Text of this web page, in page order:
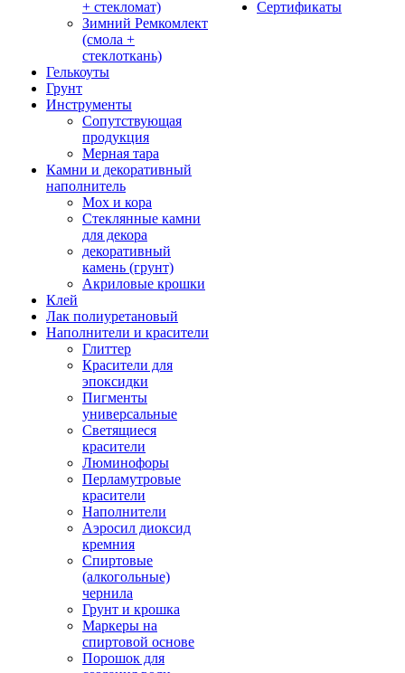
+ стекломат)
Зимний Ремкомлект
(смола +
стеклоткань)
Гелькоуты
Грунт
Инструменты
Сопутствующая
продукция
Мерная тара
Камни и декоративный
наполнитель
Мох и кора
Стеклянные камни
для декора
декоративный
камень (грунт)
Акриловые крошки
Клей
Лак полиуретановый
Наполнители и красители
Глиттер
Красители для
эпоксидки
Пигменты
универсальные
Светящиеся
красители
Люминофоры
Перламутровые
красители
Наполнители
Аэросил диоксид
кремния
Спиртовые
(алкогольные)
чернила
Грунт и крошка
Маркеры на
спиртовой основе
Порошок для
Сертификаты